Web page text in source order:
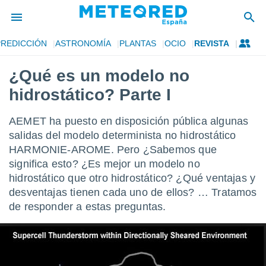
de
por
la
calidad.
a este
las
y
forma
digital
ASTRONOMÍA PLANTAS OCIO REVISTA
¿Qué es un modelo no
hidrostático? Parte I
AEMET ha puesto en disposición pública algunas
salidas del modelo determinista no hidrostático
HARMONIE-AROME. Pero ¿Sabemos que
significa esto? ¿Es mejor un modelo no
hidrostático que otro hidrostático? ¿Qué ventajas y
desventajas tienen cada uno de ellos? … Tratamos
de responder a estas preguntas.